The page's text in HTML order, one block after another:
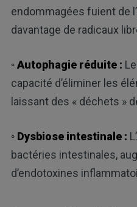
endommagées fuient de
davantage de radicaux
◦ Autophagie réduite :
capacité d’éliminer les
laissant des « déchets »
◦ Dysbiose intestinale :
bactéries intestinales,
d’endotoxines